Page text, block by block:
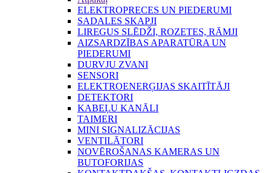
ELEKTROPRECES UN PIEDERUMI
SADALES SKAPJI
LIREGUS SLĒDŽI, ROZETES, RĀMJI
AIZSARDZĪBAS APARATŪRA UN
PIEDERUMI
DURVJU ZVANI
SENSORI
ELEKTROENERĢIJAS SKAITĪTĀJI
DETEKTORI
KABEĻU KANĀLI
TAIMERI
MINI SIGNALIZĀCIJAS
VENTILĀTORI
NOVĒROŠANAS KAMERAS UN
BUTOFORIJAS